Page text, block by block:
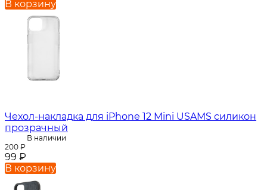
В корзину
Чехол-накладка для iPhone 12 Mini USAMS силикон
прозрачный
В наличии
200 ₽
99 ₽
В корзину